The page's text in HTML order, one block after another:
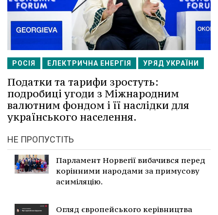
РОСІЯ ЕЛЕКТРИЧНА ЕНЕРГІЯ УРЯД УКРАЇНИ
Податки та тарифи зростуть:
подробиці угоди з Міжнародним
валютним фондом і її наслідки для
українського населення.
НЕ ПРОПУСТІТЬ
Парламент Норвегії вибачився перед
корінними народами за примусову
асиміляцію.
Огляд європейського керівництва